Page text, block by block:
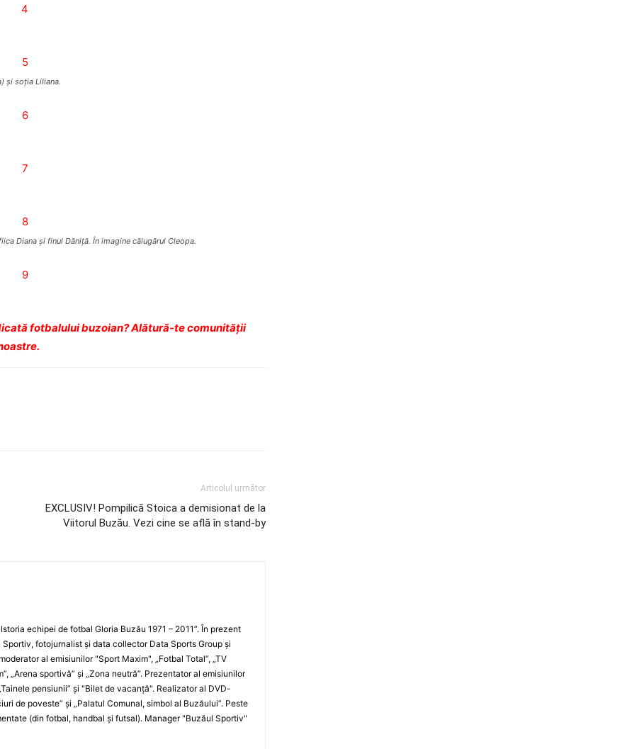
şi soţia Liliana.
Diana şi finul Dăniţă. În imagine călugărul Cleopa.
fotbalului buzoian? Alătură-te comunității
Articolul următor
EXCLUSIV! Pompilică Stoica a demisionat de la
Viitorul Buzău. Vezi cine se află în stand-by
echipei de fotbal Gloria Buzău 1971 – 2011”. În prezent
fotojurnalist şi data collector Data Sports Group şi
al emisiunilor "Sport Maxim", „Fotbal Total”, „TV
„Arena sportivă” şi „Zona neutră”. Prezentator al emisiunilor
pensiunii” şi "Bilet de vacanţă". Realizator al DVD-
de poveste” şi „Palatul Comunal, simbol al Buzăului”. Peste
(din fotbal, handbal şi futsal). Manager "Buzăul Sportiv"